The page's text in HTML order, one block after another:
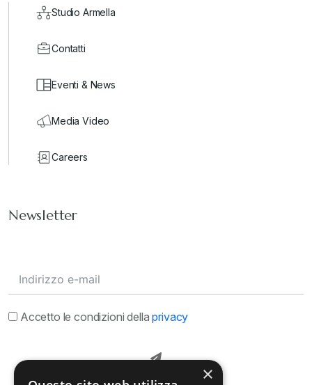
Studio Armella
Contatti
Eventi & News
Media Video
Careers
Newsletter
Accetto le condizioni dellaprivacy
×